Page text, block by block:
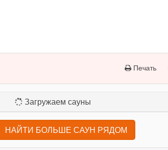
Печать
Загружаем сауны
НАЙТИ БОЛЬШЕ САУН РЯДОМ